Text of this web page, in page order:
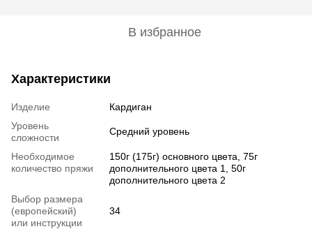
В избранное
Характеристики
Изделие
Кардиган
Уровень
сложности
Средний уровень
Необходимое
количество пряжи
150г (175г) основного цвета, 75г
дополнительного цвета 1, 50г
дополнительного цвета 2
Выбор размера
(европейский)
или инструкции
34